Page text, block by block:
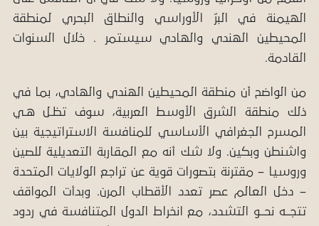
الهيمنة في البرّ الأوراسي والنطاق البحري لمنطقة
المحيطين الهندي والهادي سيستمر . خلال السنوات
القادمة.
من الواضح أن منطقة المحيطين الهندي والهادي، بما في
ذلك منطقة الشرق الأوسط العربية، سوف تظـل هـي
المسرح الجغرافي الأساسي للمنافسة الاستراتيجية بين
واشنطن وبكين. ولا شك أنه مع المقاربة التعديلية للصين
وروسيا – مقترنة بتصورات قوية عن تراجع الولايات المتحدة
– دخل العالم عصر تعدد الأقطاب المرن. وبدأت المواقف
تتجــه نحــو التشدد، مع انخراط الدول المتنافسة في ردود